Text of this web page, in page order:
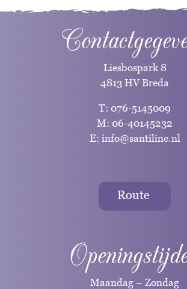
Liesbospark 8
4813 HV Breda
T: 076-5145009
M: 06-40145232
E: info@santiline.nl
Route
Maandag – Zondag